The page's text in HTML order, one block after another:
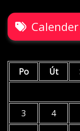
Calender
Po Út
3
4